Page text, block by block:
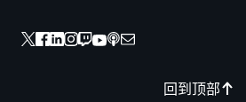
回到顶部